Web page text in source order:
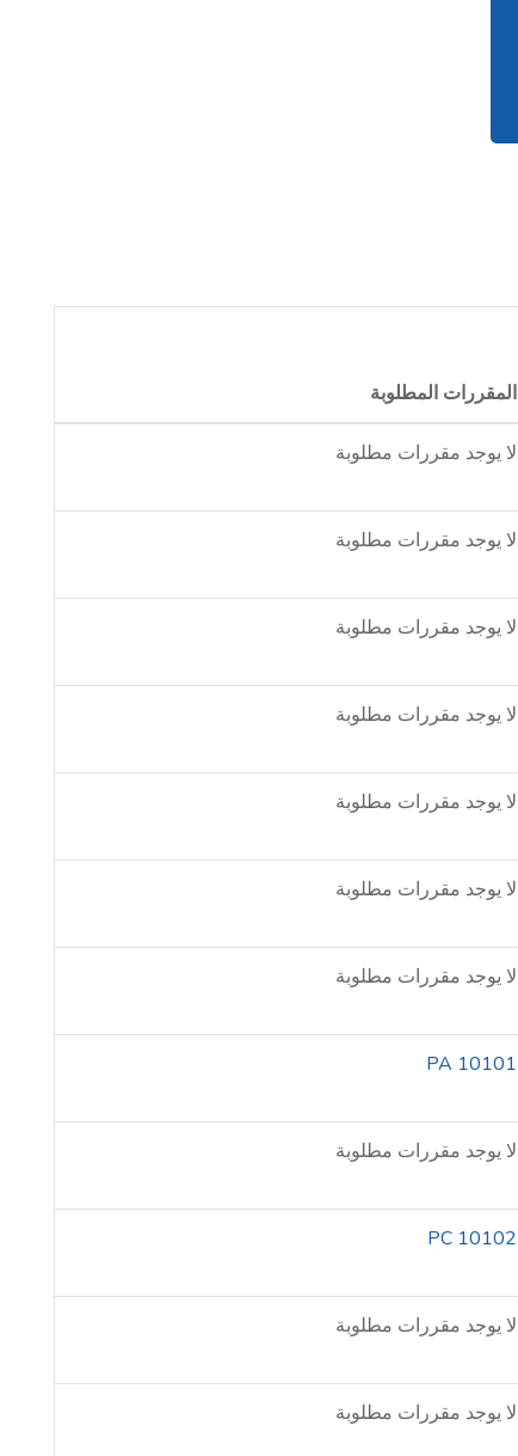
المقررات المطلوبة
لا يوجد مقررات مطلوبة
لا يوجد مقررات مطلوبة
لا يوجد مقررات مطلوبة
لا يوجد مقررات مطلوبة
لا يوجد مقررات مطلوبة
لا يوجد مقررات مطلوبة
لا يوجد مقررات مطلوبة
PA 10101
لا يوجد مقررات مطلوبة
PC 10102
لا يوجد مقررات مطلوبة
لا يوجد مقررات مطلوبة